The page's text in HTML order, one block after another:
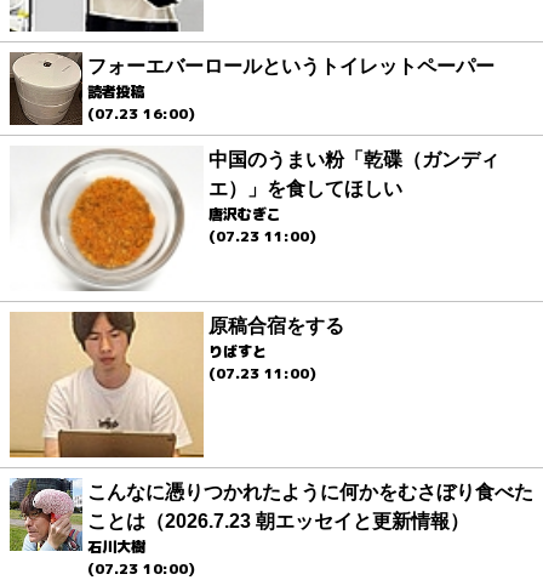
フォーエバーロールというトイレットペーパー
読者投稿
(07.23 16:00)
中国のうまい粉「乾碟（ガンディ
エ）」を食してほしい
唐沢むぎこ
(07.23 11:00)
原稿合宿をする
りばすと
(07.23 11:00)
こんなに憑りつかれたように何かをむさぼり食べた
ことは（2026.7.23 朝エッセイと更新情報）
石川大樹
(07.23 10:00)